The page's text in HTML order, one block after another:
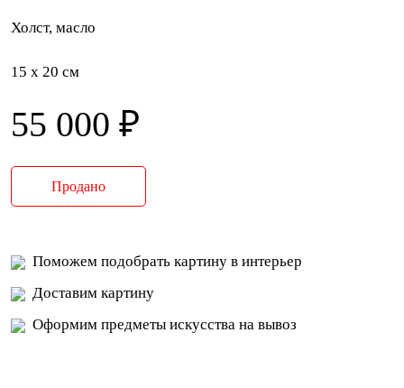
Холст, масло
15 x 20 см
55 000 ₽
Продано
Поможем подобрать картину в интерьер
Доставим картину
Оформим предметы искусства на вывоз